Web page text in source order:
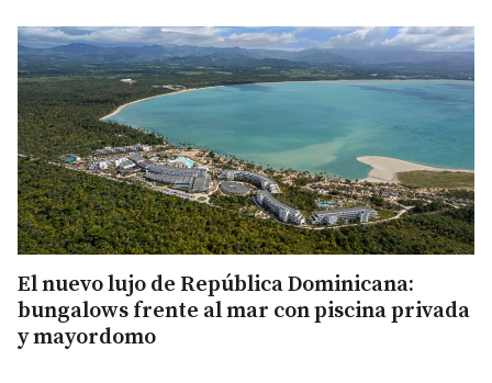
El nuevo lujo de República Dominicana:
bungalows frente al mar con piscina privada
y mayordomo